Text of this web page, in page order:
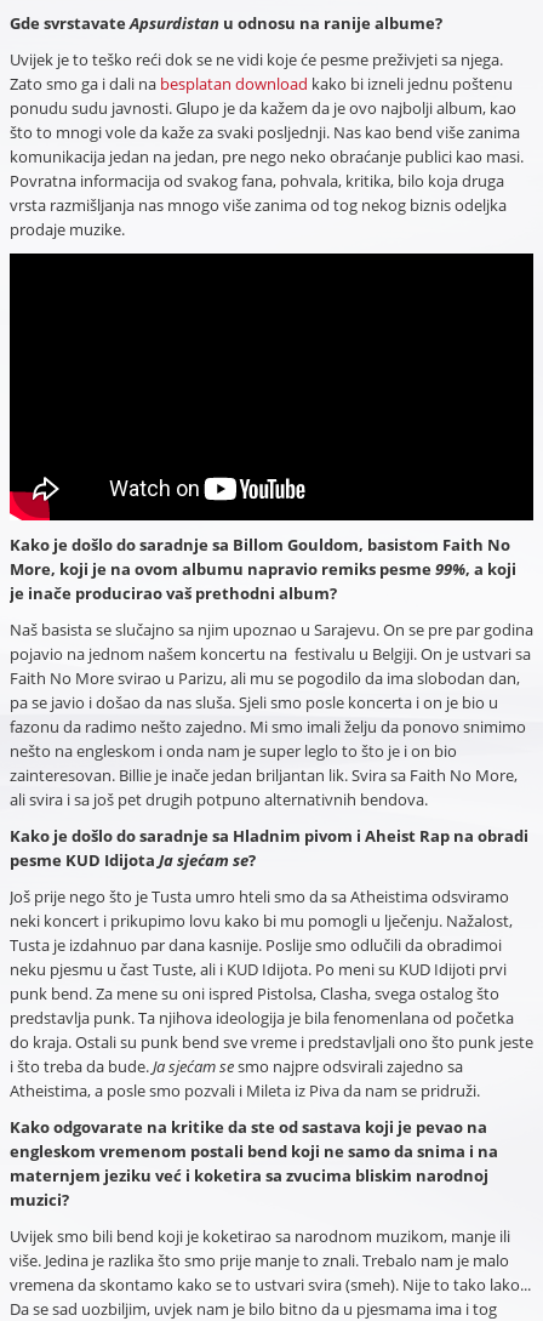
Gde svrstavateApsurdistanu odnosu na ranije albume?
Uvijek je to teško reći dok se ne vidi koje će pesme preživjeti sa njega.
Zato smo ga i dali na besplatan download kako bi izneli jednu poštenu
ponudu sudu javnosti. Glupo je da kažem da je ovo najbolji album, kao
što to mnogi vole da kaže za svaki posljednji. Nas kao bend više zanima
komunikacija jedan na jedan, pre nego neko obraćanje publici kao masi.
Povratna informacija od svakog fana, pohvala, kritika, bilo koja druga
vrsta razmišljanja nas mnogo više zanima od tog nekog biznis odeljka
prodaje muzike.
Kako je došlo do saradnje sa Billom Gouldom, basistom Faith No
More, koji je na ovom albumu napravio remiks pesme99%, a koji
je inače producirao vaš prethodni album?
Naš basista se slučajno sa njim upoznao u Sarajevu. On se pre par godina
pojavio na jednom našem koncertu na festivalu u Belgiji. On je ustvari sa
Faith No More svirao u Parizu, ali mu se pogodilo da ima slobodan dan,
pa se javio i došao da nas sluša. Sjeli smo posle koncerta i on je bio u
fazonu da radimo nešto zajedno. Mi smo imali želju da ponovo snimimo
nešto na engleskom i onda nam je super leglo to što je i on bio
zainteresovan. Billie je inače jedan briljantan lik. Svira sa Faith No More,
ali svira i sa još pet drugih potpuno alternativnih bendova.
Kako je došlo do saradnje sa Hladnim pivom i Aheist Rap na obradi
pesme KUD Idijota Ja sjećam se?
Još prije nego što je Tusta umro hteli smo da sa Atheistima odsviramo
neki koncert i prikupimo lovu kako bi mu pomogli u lječenju. Nažalost,
Tusta je izdahnuo par dana kasnije. Poslije smo odlučili da obradimoi
neku pjesmu u čast Tuste, ali i KUD Idijota. Po meni su KUD Idijoti prvi
punk bend. Za mene su oni ispred Pistolsa, Clasha, svega ostalog što
predstavlja punk. Ta njihova ideologija je bila fenomenlana od početka
do kraja. Ostali su punk bend sve vreme i predstavljali ono što punk jeste
i što treba da bude.Ja sjećam sesmo najpre odsvirali zajedno sa
Atheistima, a posle smo pozvali i Mileta iz Piva da nam se pridruži.
Kako odgovarate na kritike da ste od sastava koji je pevao na
engleskom vremenom postali bend koji ne samo da snima i na
maternjem jeziku već i koketira sa zvucima bliskim narodnoj
muzici?
Uvijek smo bili bend koji je koketirao sa narodnom muzikom, manje ili
više. Jedina je razlika što smo prije manje to znali. Trebalo nam je malo
vremena da skontamo kako se to ustvari svira (smeh). Nije to tako lako...
Da se sad uozbiljim, uvjek nam je bilo bitno da u pjesmama ima i tog